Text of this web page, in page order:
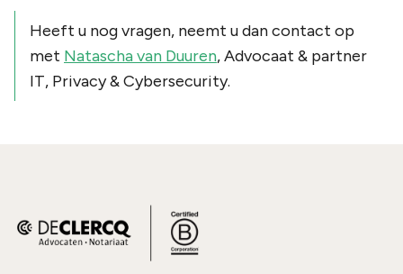
Heeft u nog vragen, neemt u dan contact op
met Natascha van Duuren, Advocaat & partner
IT, Privacy & Cybersecurity.